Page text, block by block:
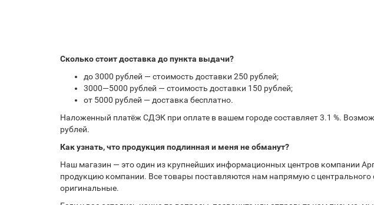
Сколько стоит доставка до пункта выдачи?
до 3000 рублей — стоимость доставки 250 рублей;
3000—5000 рублей — стоимость доставки 150 рублей;
от 5000 рублей — доставка бесплатно.
Наложенный платёж СДЭК при оплате в вашем городе составляет 3.1 %.
рублей.
Как узнать, что продукция подлинная и меня не обманут?
Наш магазин — это один из крупнейших информационных центров компании
продукцию компании. Все товары поставляются нам напрямую с
оригинальные.